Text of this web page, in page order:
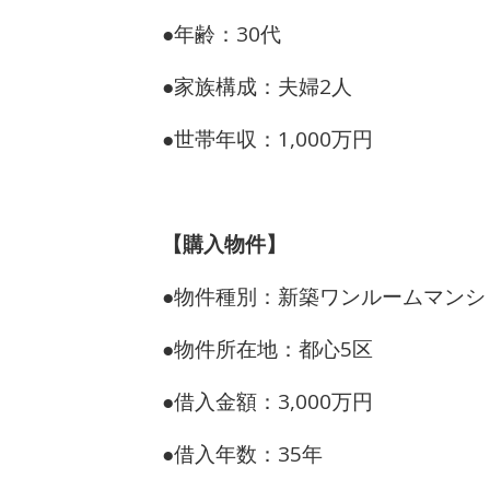
●年齢：30代
●家族構成：夫婦2人
●世帯年収：1,000万円
【購入物件】
●物件種別：新築ワンルームマン
●物件所在地：都心5区
●借入金額：3,000万円
●借入年数：35年